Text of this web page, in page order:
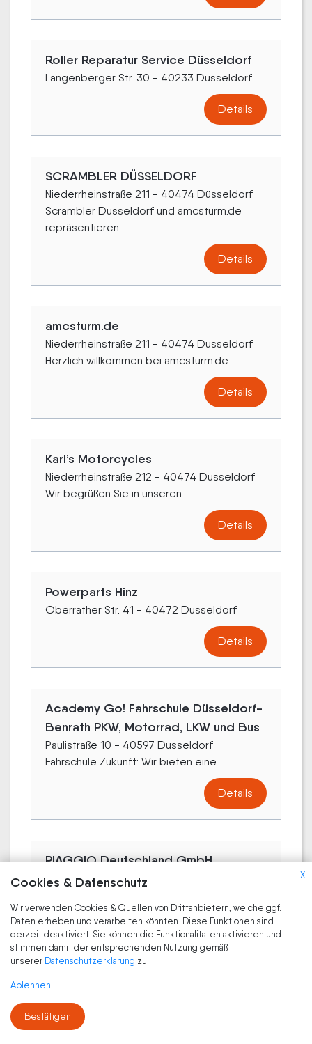
Roller Reparatur Service Düsseldorf
Langenberger Str. 30 - 40233 Düsseldorf
Details
SCRAMBLER DÜSSELDORF
Niederrheinstraße 211 - 40474 Düsseldorf
Scrambler Düsseldorf und amcsturm.de
repräsentieren...
Details
amcsturm.de
Niederrheinstraße 211 - 40474 Düsseldorf
Herzlich willkommen bei amcsturm.de –...
Details
Karl’s Motorcycles
Niederrheinstraße 212 - 40474 Düsseldorf
Wir begrüßen Sie in unseren...
Details
Powerparts Hinz
Oberrather Str. 41 - 40472 Düsseldorf
Details
Academy Go! Fahrschule Düsseldorf-
Benrath PKW, Motorrad, LKW und Bus
Paulistraße 10 - 40597 Düsseldorf
Fahrschule Zukunft: Wir bieten eine...
Details
PIAGGIO Deutschland GmbH
Reisholzer Werftstraße 40 - 40589
Piaggio revolutioniert die Mobilität durch...
Details
Polo Motorrad Ddorf
Reisholzer Werftstraße 76 - 40589
X
Cookies & Datenschutz
Wir verwenden Cookies & Quellen von Drittanbietern, welche ggf.
Daten erheben und verarbeiten könnten. Diese Funktionen sind
derzeit deaktiviert. Sie können die Funktionalitäten aktivieren und
stimmen damit der entsprechenden Nutzung gemäß
unserer Datenschutzerklärung zu.
Ablehnen
Bestätigen